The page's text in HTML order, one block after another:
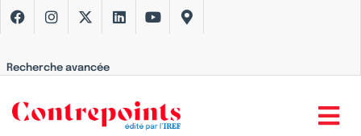
Recherche avancée